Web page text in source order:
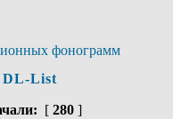
фонограмм
DL-List
[ 280 ]